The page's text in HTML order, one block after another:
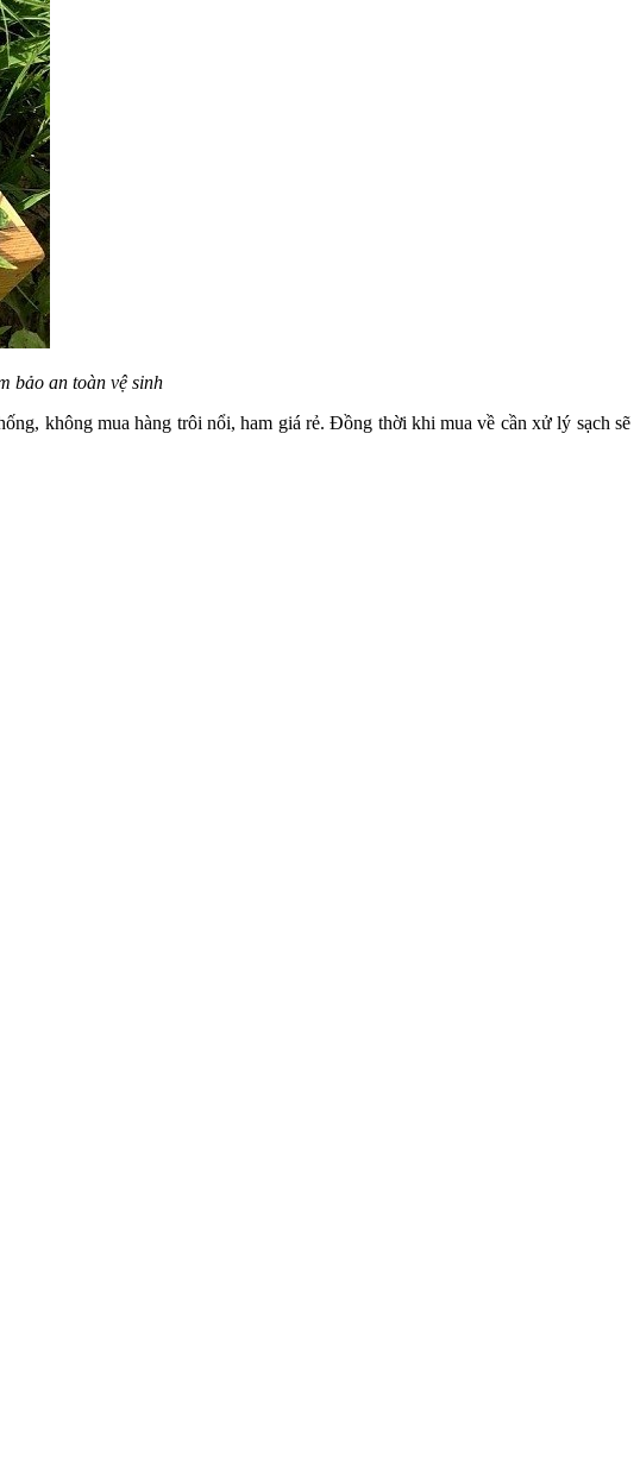
bảo an toàn vệ sinh
không mua hàng trôi nổi, ham giá rẻ. Đồng thời khi mua về cần xử lý sạch sẽ